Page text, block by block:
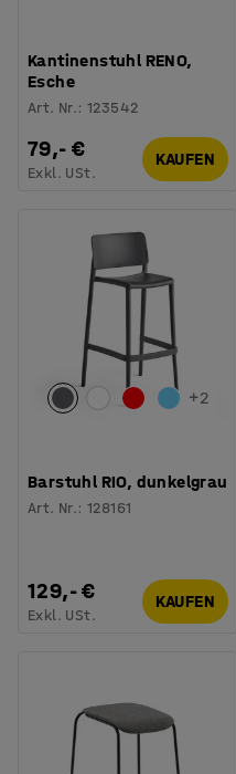
Kantinenstuhl RENO,
Esche
Art. Nr.:123542
79,- €
Exkl. USt.
KAUFEN
+2
Barstuhl RIO, dunkelgrau
Art. Nr.:128161
129,- €
Exkl. USt.
KAUFEN